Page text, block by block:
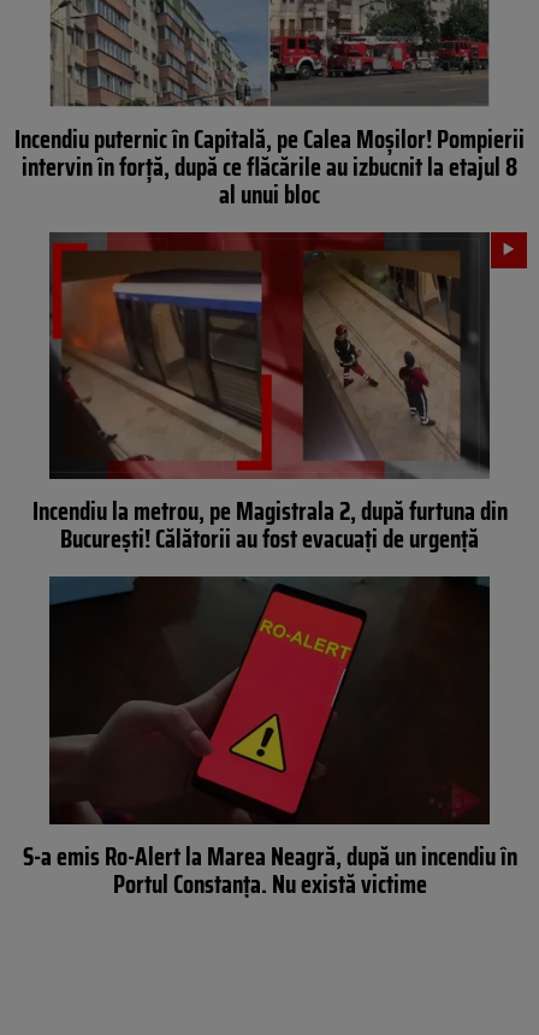
Incendiu puternic în Capitală, pe Calea Moșilor! Pompierii
intervin în forță, după ce flăcările au izbucnit la etajul 8
al unui bloc
Incendiu la metrou, pe Magistrala 2, după furtuna din
București! Călătorii au fost evacuați de urgență
S-a emis Ro-Alert la Marea Neagră, după un incendiu în
Portul Constanța. Nu există victime